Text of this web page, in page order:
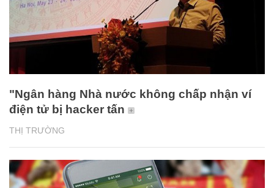
THỊ TRƯỜNG
"Ngân hàng Nhà nước không chấp nhận ví
điện tử bị hacker tấn